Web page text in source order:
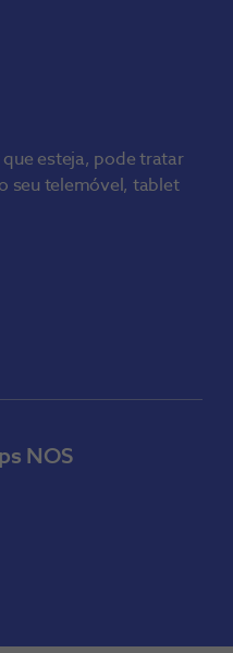
esteja, pode tratar
seu telemóvel, tablet
NOS